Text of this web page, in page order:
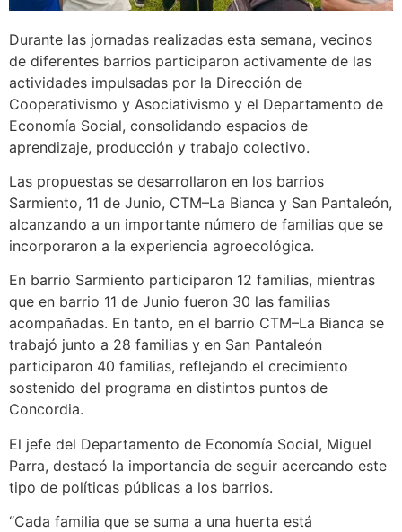
Durante las jornadas realizadas esta semana, vecinos
de diferentes barrios participaron activamente de las
actividades impulsadas por la Dirección de
Cooperativismo y Asociativismo y el Departamento de
Economía Social, consolidando espacios de
aprendizaje, producción y trabajo colectivo.
Las propuestas se desarrollaron en los barrios
Sarmiento, 11 de Junio, CTM–La Bianca y San Pantaleón,
alcanzando a un importante número de familias que se
incorporaron a la experiencia agroecológica.
En barrio Sarmiento participaron 12 familias, mientras
que en barrio 11 de Junio fueron 30 las familias
acompañadas. En tanto, en el barrio CTM–La Bianca se
trabajó junto a 28 familias y en San Pantaleón
participaron 40 familias, reflejando el crecimiento
sostenido del programa en distintos puntos de
Concordia.
El jefe del Departamento de Economía Social, Miguel
Parra, destacó la importancia de seguir acercando este
tipo de políticas públicas a los barrios.
“Cada familia que se suma a una huerta está